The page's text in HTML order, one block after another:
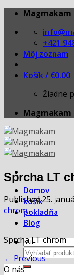
Skip
content
Magmakam
+421
Môj zoznam
Košík / €0.00
Žiadne
Magmakam
Domov
košík
pokladňa
Blog
Hľadať:
Sprcha LT
Published25.
chrom
Sprcha LT chrom
← Previous
O nás